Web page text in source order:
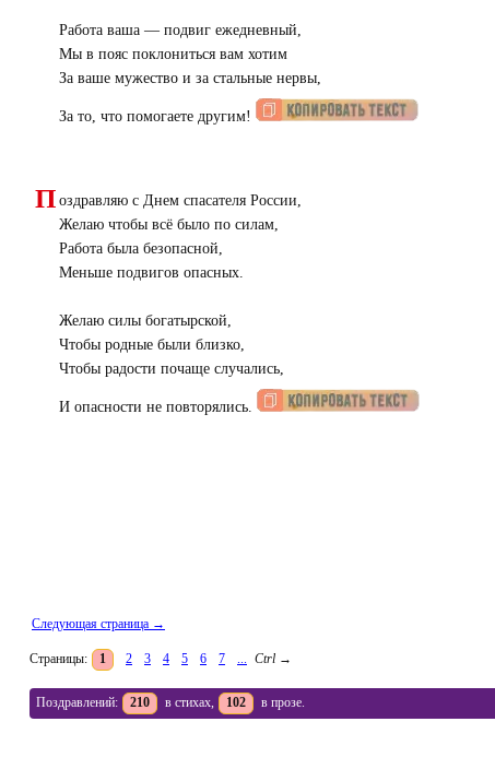
Работа ваша — подвиг ежедневный,
Мы в пояс поклониться вам хотим
За ваше мужество и за стальные нервы,
За то, что помогаете другим!
П оздравляю с Днем спасателя России,
Желаю чтобы всё было по силам,
Работа была безопасной,
Меньше подвигов опасных.
Желаю силы богатырской,
Чтобы родные были близко,
Чтобы радости почаще случались,
И опасности не повторялись.
Следующая страница →
Страницы: 1 2 3 4 5 6 7 ... Ctrl →
Поздравлений: 210 в стихах, 102 в прозе.